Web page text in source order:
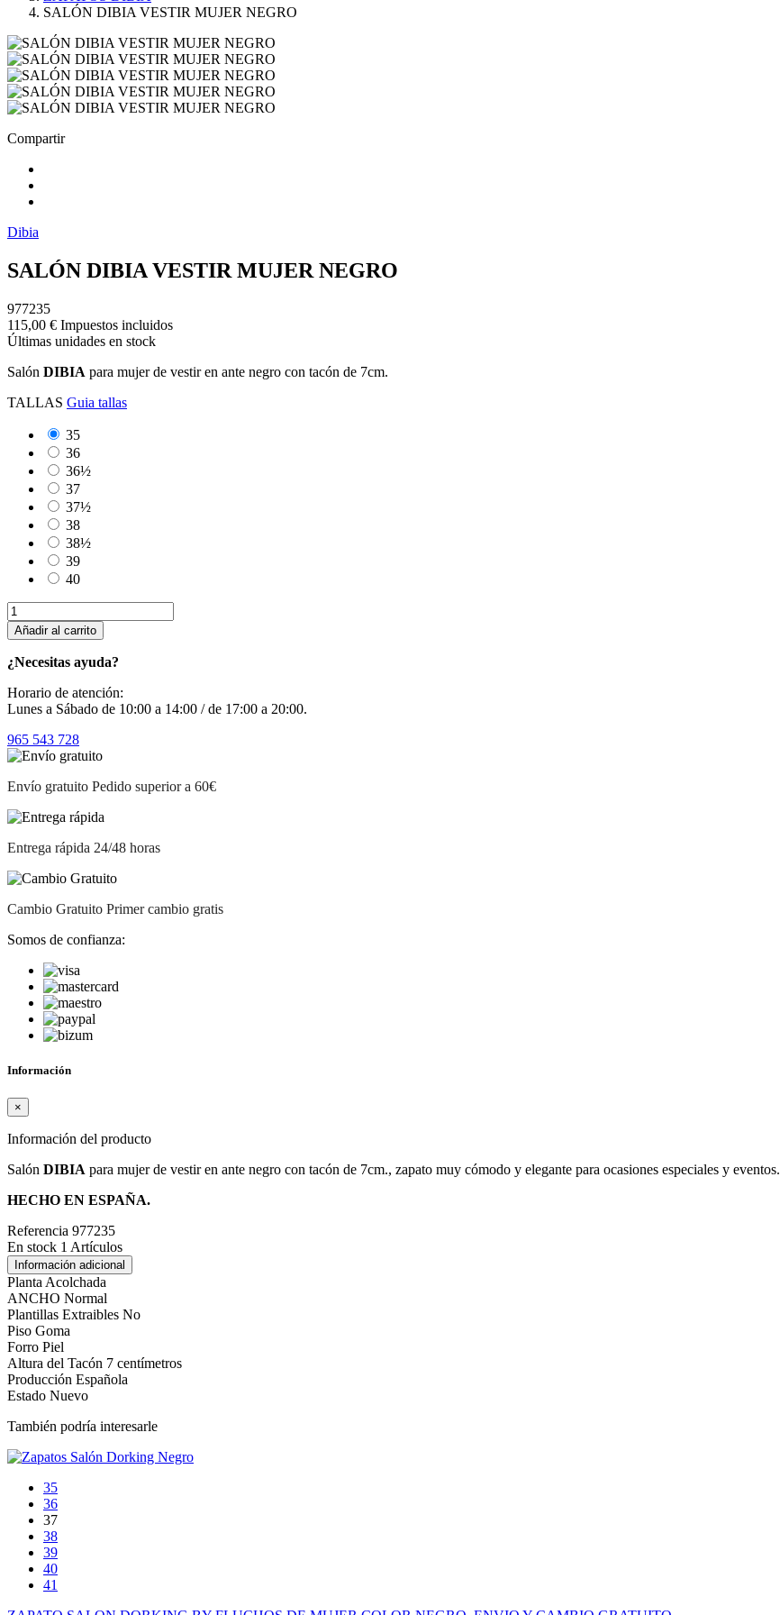
SALÓN DIBIA VESTIR MUJER NEGRO
Compartir
Dibia
SALÓN DIBIA VESTIR MUJER NEGRO
977235
115,00 € Impuestos incluidos
Últimas unidades en stock
Salón DIBIA para mujer de vestir en ante negro con tacón de 7cm.
TALLAS Guia tallas
35
36
36½
37
37½
38
38½
39
40
Añadir al carrito
¿Necesitas ayuda?
Horario de atención:
Lunes a Sábado de 10:00 a 14:00 / de 17:00 a 20:00.
965 543 728
Envío gratuito Pedido superior a 60€
Entrega rápida 24/48 horas
Cambio Gratuito Primer cambio gratis
Somos de confianza:
Información
×
Información del producto
Salón DIBIA para mujer de vestir en ante negro con tacón de 7cm., zapato muy cómodo y elegante para ocasiones especiales y eventos.
HECHO EN ESPAÑA.
Referencia 977235
En stock 1 Artículos
Información adicional
Planta Acolchada
ANCHO Normal
Plantillas Extraibles No
Piso Goma
Forro Piel
Altura del Tacón 7 centímetros
Producción Española
Estado Nuevo
También podría interesarle
35
36
37
38
39
40
41